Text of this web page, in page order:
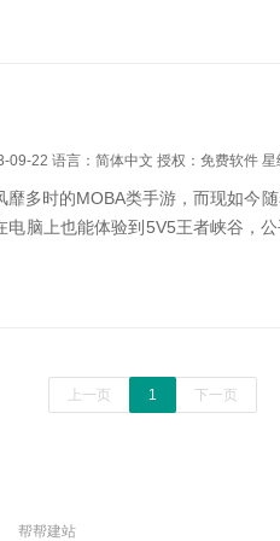
09-22 语言：简体中文 授权：免费软件 星
靡多时的MOBA类手游，而现如今
电脑上也能体验到5V5王者峡谷，
伙伴们，为您提供王者荣耀电脑
上一页 1 下一页
帮帮建站